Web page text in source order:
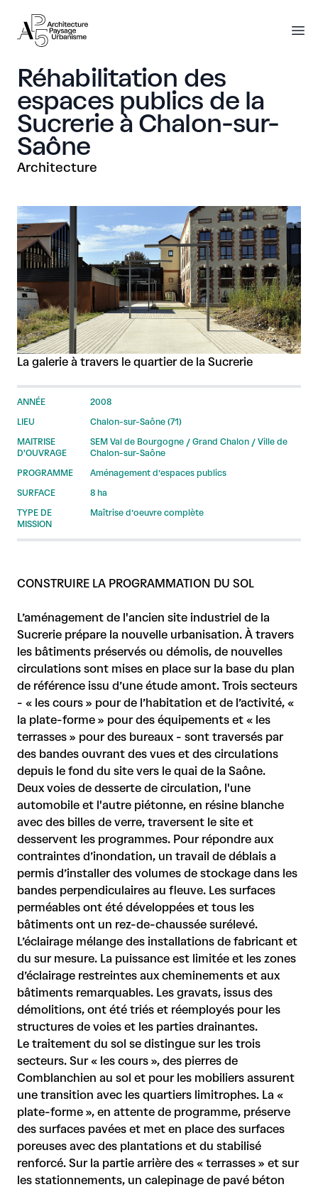
AP5
AP5
Réhabilitation des
espaces publics de la
Sucrerie à Chalon-sur-
Saône
Architecture
La galerie à travers le quartier de la Sucrerie
ANNÉE
2008
LIEU
Chalon-sur-Saône (71)
MAITRISE
D'OUVRAGE
SEM Val de Bourgogne / Grand Chalon / Ville de
Chalon-sur-Saône
PROGRAMME
Aménagement d’espaces publics
SURFACE
8 ha
TYPE DE
MISSION
Maîtrise d’oeuvre complète
CONSTRUIRE LA PROGRAMMATION DU SOL
L’aménagement de l'ancien site industriel de la
Sucrerie prépare la nouvelle urbanisation. À travers
les bâtiments préservés ou démolis, de nouvelles
circulations sont mises en place sur la base du plan
de référence issu d’une étude amont. Trois secteurs
- « les cours » pour de l’habitation et de l’activité, «
la plate-forme » pour des équipements et « les
terrasses » pour des bureaux - sont traversés par
des bandes ouvrant des vues et des circulations
depuis le fond du site vers le quai de la Saône.
Deux voies de desserte de circulation, l'une
automobile et l'autre piétonne, en résine blanche
avec des billes de verre, traversent le site et
desservent les programmes. Pour répondre aux
contraintes d’inondation, un travail de déblais a
permis d’installer des volumes de stockage dans les
bandes perpendiculaires au fleuve. Les surfaces
perméables ont été développées et tous les
bâtiments ont un rez-de-chaussée surélevé.
L’éclairage mélange des installations de fabricant et
du sur mesure. La puissance est limitée et les zones
d’éclairage restreintes aux cheminements et aux
bâtiments remarquables. Les gravats, issus des
démolitions, ont été triés et réemployés pour les
structures de voies et les parties drainantes.
Le traitement du sol se distingue sur les trois
secteurs. Sur « les cours », des pierres de
Comblanchien au sol et pour les mobiliers assurent
une transition avec les quartiers limitrophes. La «
plate-forme », en attente de programme, préserve
des surfaces pavées et met en place des surfaces
poreuses avec des plantations et du stabilisé
renforcé. Sur la partie arrière des « terrasses » et sur
les stationnements, un calepinage de pavé béton